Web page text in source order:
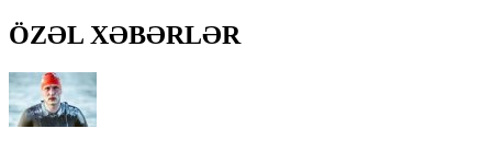
ÖZƏL XƏBƏRLƏR